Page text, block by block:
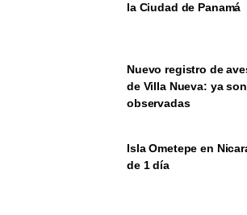
la Ciudad de Panamá
Nuevo registro de
de Villa Nueva: ya
observadas
Isla Ometepe en
de 1 día